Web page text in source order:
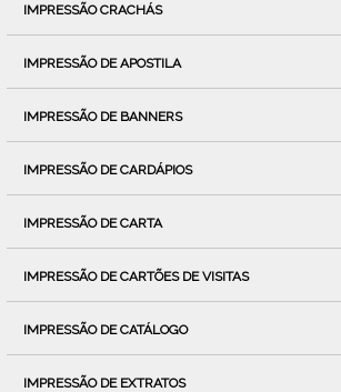
IMPRESSÃO CRACHÁS
IMPRESSÃO DE APOSTILA
IMPRESSÃO DE BANNERS
IMPRESSÃO DE CARDÁPIOS
IMPRESSÃO DE CARTA
IMPRESSÃO DE CARTÕES DE VISITAS
IMPRESSÃO DE CATÁLOGO
IMPRESSÃO DE EXTRATOS